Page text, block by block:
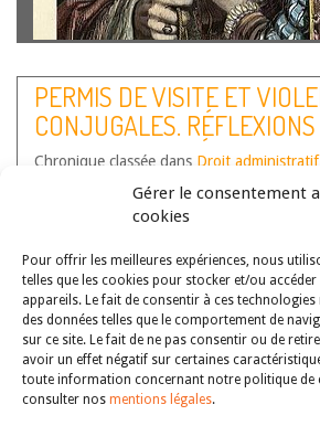
Gérer le consentement
cookies
Pour offrir les meilleures expériences, nous
telles que les cookies pour stocker et/ou
appareils. Le fait de consentir à ces
des données telles que le comportement de
sur ce site. Le fait de ne pas consentir ou de
avoir un effet négatif sur certaines
toute information concernant notre politique de
consulter nos mentions légales.
Université Lyon III et membre de
international européen et comparé
d’années, la Cour européenne des droits
confrontée de plus en plus…Lire la
PERMIS DE VISITE ET
CONJUGALES.
POUVOIR DISCRÉTIONNAIRE
L’ADMINISTRATION
PROPOS DU JUGEMENT TA
Chronique classée dans Droit administratif
Simon Lasne